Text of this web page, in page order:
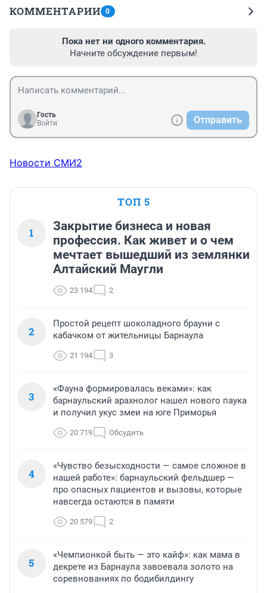
КОММЕНТАРИИ 0
Пока нет ни одного комментария.
Начните обсуждение первым!
Гость
Войти
Отправить
Новости СМИ2
ТОП 5
1
Закрытие бизнеса и новая
профессия. Как живет и о чем
мечтает вышедший из землянки
Алтайский Маугли
23 194 2
2
Простой рецепт шоколадного брауни с
кабачком от жительницы Барнаула
21 194 3
3
«Фауна формировалась веками»: как
барнаульский арахнолог нашел нового паука
и получил укус змеи на юге Приморья
20 719 Обсудить
4
«Чувство безысходности — самое сложное в
нашей работе»: барнаульский фельдшер —
про опасных пациентов и вызовы, которые
навсегда остаются в памяти
20 579 2
5
«Чемпионкой быть — это кайф»: как мама в
декрете из Барнаула завоевала золото на
соревнованиях по бодибилдингу